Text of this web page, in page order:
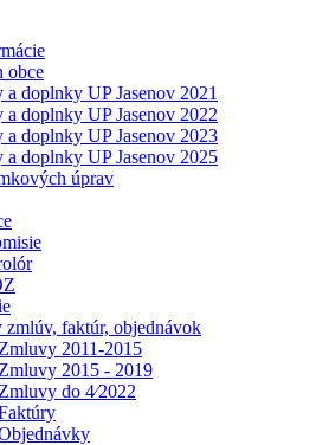
obce
a doplnky UP Jasenov 2021
a doplnky UP Jasenov 2022
a doplnky UP Jasenov 2023
a doplnky UP Jasenov 2025
úprav
zmlúv, faktúr, objednávok
Zmluvy 2011-2015
Zmluvy 2015 - 2019
Zmluvy do 4⁄2022